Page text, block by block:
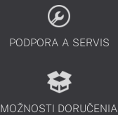
PODPORA A SERVIS
MOŽNOSTI DORUČENIA